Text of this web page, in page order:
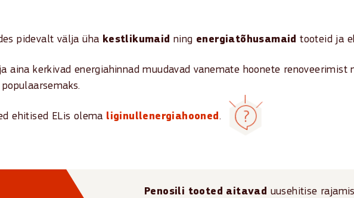
pidevalt välja üha kestlikumaid ning energiatõhusamaid tooteid ja
aina kerkivad energiahinnad muudavad vanemate hoonete renoveerimist
ehitised ELis olema liginullenergiahooned.
kui see kulutab.
Penosili tooted aitavad uusehitise